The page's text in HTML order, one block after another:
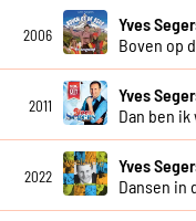
2006
Yves
Boven op
2011
Yves
Dan ben
2022
Yves
Dansen in